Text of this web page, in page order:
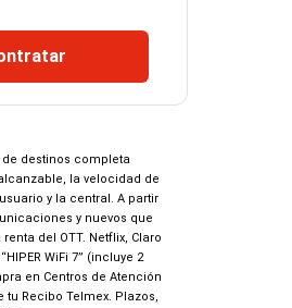
destinos completa
la velocidad de
y la central. A partir
y nuevos que
del OTT. Netflix, Claro
WiFi 7” (incluye 2
en Centros de Atención
Recibo Telmex. Plazos,